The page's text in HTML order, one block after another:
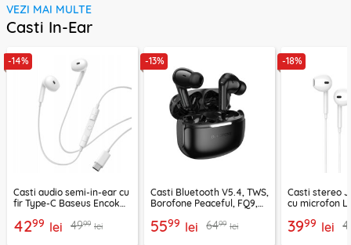
VEZI MAI MULTE
Casti In-Ear
-14%
Casti audio semi-in-ear cu
fir Type-C Baseus Encok
4299 lei 4999 lei
-13%
Casti Bluetooth V5.4, TWS,
Borofone Peaceful, FQ9,
5599 lei 6499 lei
-18%
Casti stereo
cu microfon
3999 lei